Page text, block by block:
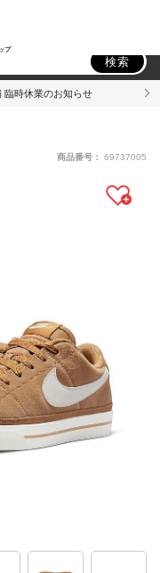
プ
検索
臨時休業のお知らせ
商品番号： 69737005